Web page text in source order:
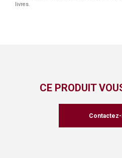
livres.
CE PRODUIT